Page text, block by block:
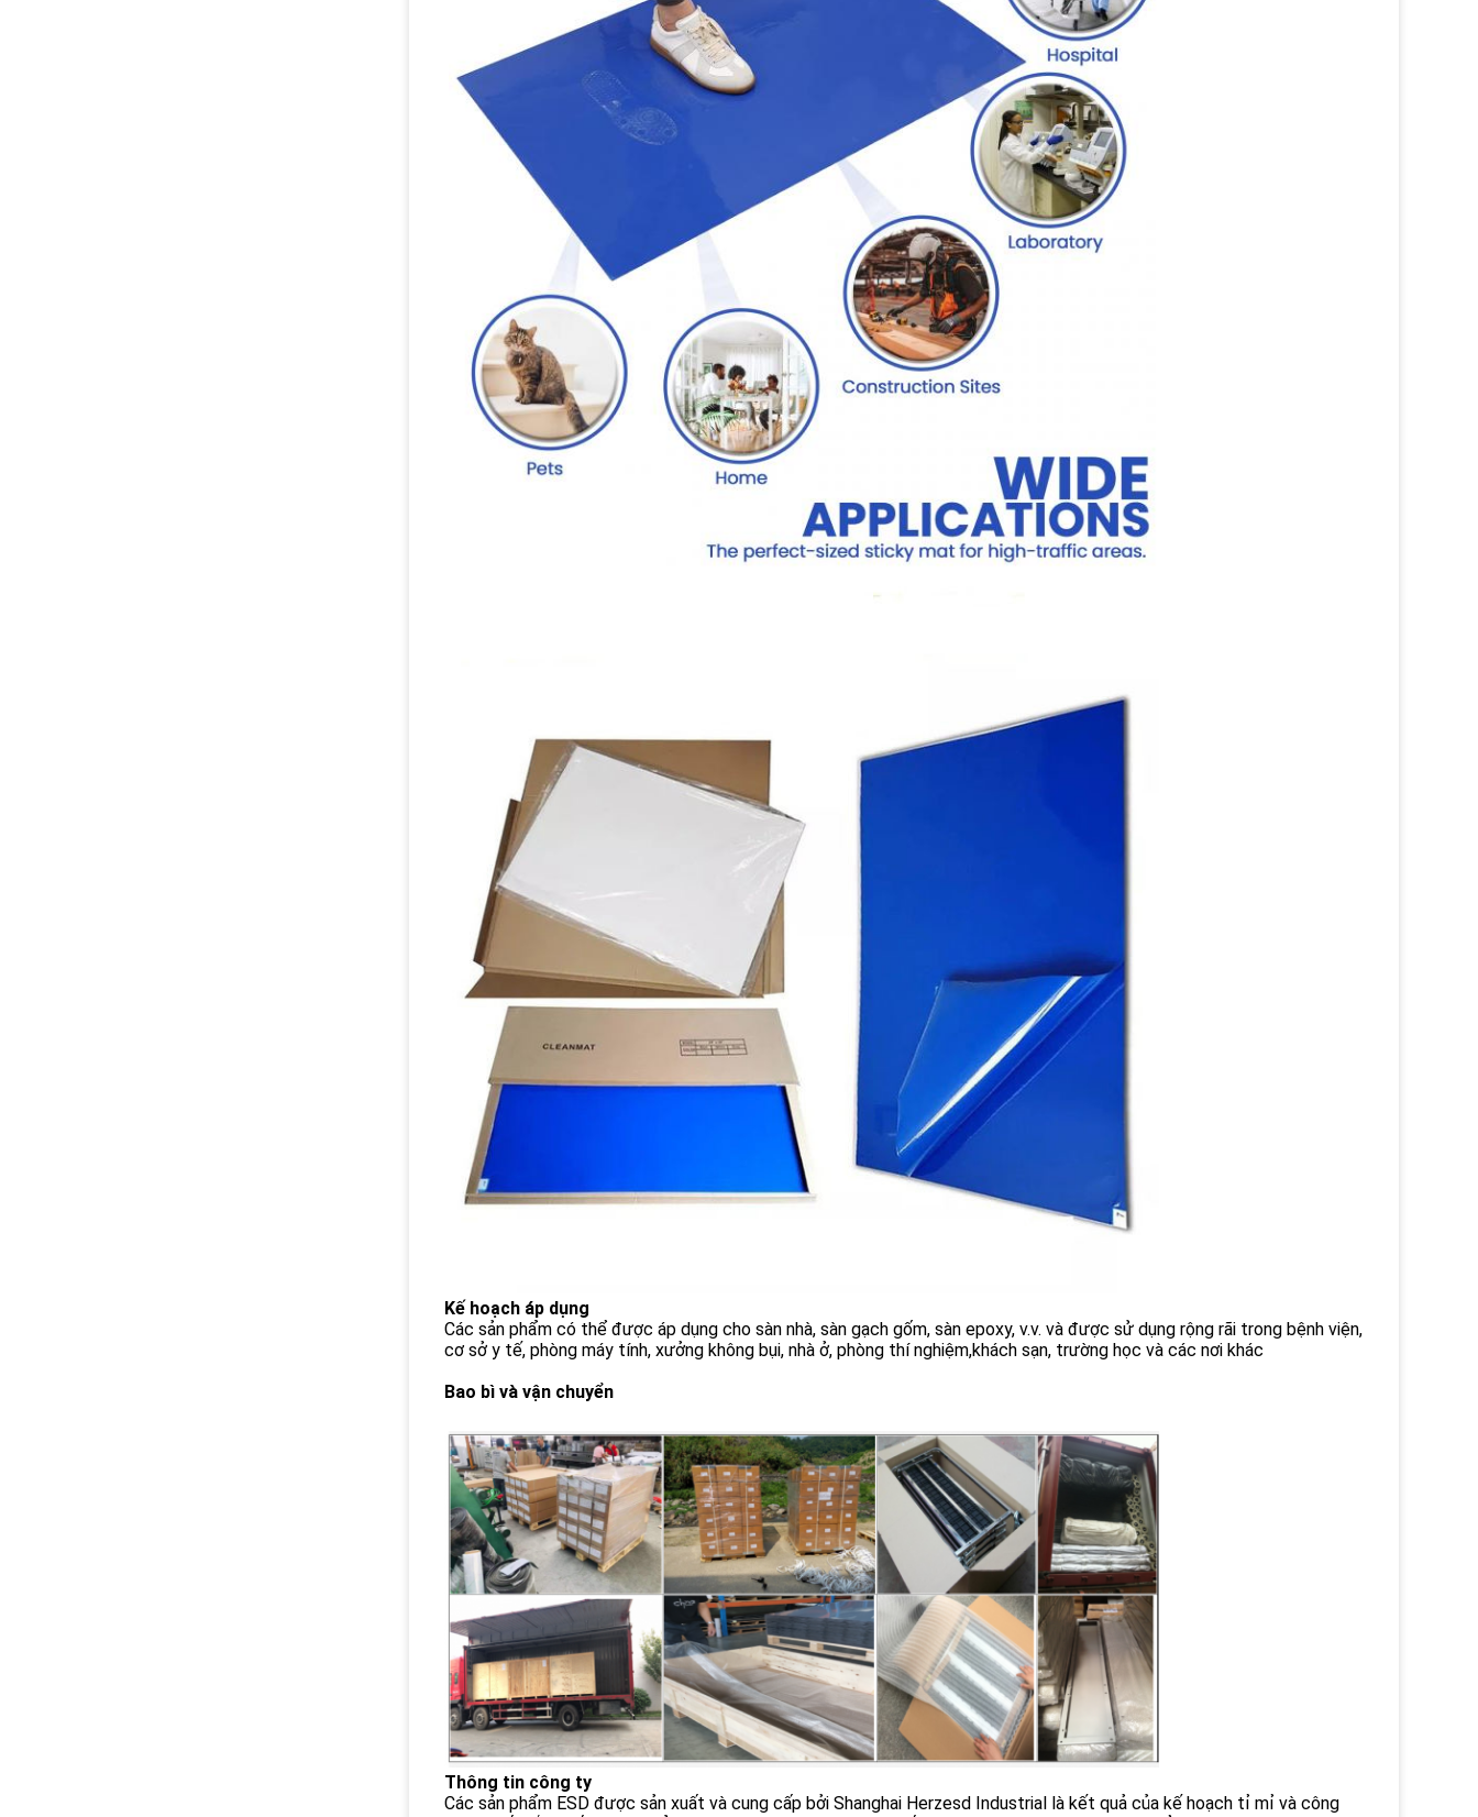
Kế hoạch áp dụng
Các sản phẩm có thể được áp dụng cho sàn nhà, sàn gạch gốm, sàn epoxy, v.v. và được sử dụng rộng rãi trong bệnh viện,
cơ sở y tế, phòng máy tính, xưởng không bụi, nhà ở, phòng thí nghiệm,khách sạn, trường học và các nơi khác
Bao bì và vận chuyển
Thông tin công ty
Các sản phẩm ESD được sản xuất và cung cấp bởi Shanghai Herzesd Industrial là kết quả của kế hoạch tỉ mỉ và công